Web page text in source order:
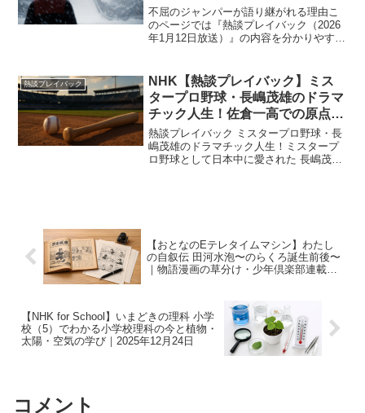
2026年1月12日
不屈のジャンパーが語り継がれる理由こ
のページでは『熱談プレイバック（2026
年1月12日放送）』の内容を分かりやすく
ではありません。勝てるはずの舞台で崩
れ、世代交代の波...
熱談プレイバック
NHK【熱談プレイバック】ミス
タープロ野球・長嶋茂雄のドラマ
チック人生！佐倉一高での原点と
父に捧げた一発、そして444号ホ
ームランの裏側を追う｜2025年
11月20日
熱談プレイバック ミスタープロ野球・長
嶋茂雄のドラマチック人生！ミスタープ
ロ野球として日本中に愛された 長嶋茂
【おとなのEテレタイムマシン】わたし
の自叙伝 田河水泡〜のらくろ誕生前後〜
｜物語漫画の草分け・少年倶楽部連載秘
【NHK for School】いまどきの理科 小学
校（5）でわかる小学校理科の今と植物・
太陽・空気の学び｜2025年12月24日
コメント